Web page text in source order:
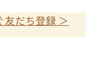
友だち登録 ＞